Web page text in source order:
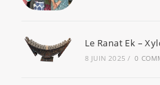
Le Ranat Ek –
8 JUIN 2025 / 0